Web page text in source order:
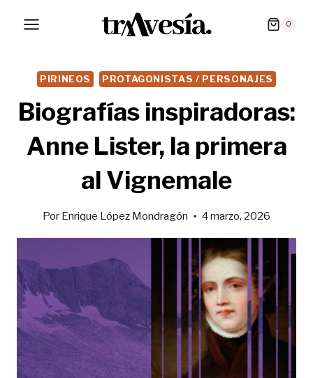
0
PIRINEOS PROTAGONISTAS / PERSONAJES
Biografías inspiradoras:
Anne Lister, la primera
al Vignemale
Por Enrique López Mondragón 4 marzo, 2026